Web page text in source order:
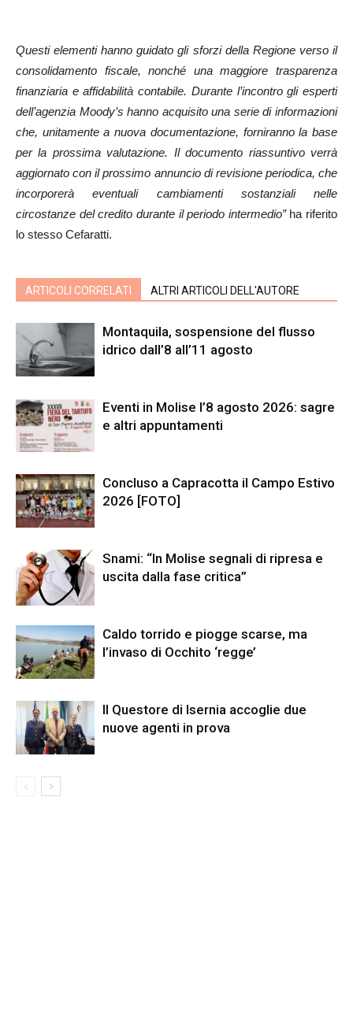
Questi elementi hanno guidato gli sforzi della Regione verso il
consolidamento fiscale, nonché una maggiore trasparenza
finanziaria e affidabilità contabile. Durante l’incontro gli esperti
dell’agenzia Moody’s hanno acquisito una serie di informazioni
che, unitamente a nuova documentazione, forniranno la base
per la prossima valutazione. Il documento riassuntivo verrà
aggiornato con il prossimo annuncio di revisione periodica, che
incorporerà eventuali cambiamenti sostanziali nelle
circostanze del credito durante il periodo intermedio” ha riferito
lo stesso Cefaratti.
ARTICOLI CORRELATI ALTRI ARTICOLI DELL'AUTORE
Montaquila, sospensione del flusso
idrico dall’8 all’11 agosto
Eventi in Molise l’8 agosto 2026: sagre
e altri appuntamenti
Concluso a Capracotta il Campo Estivo
2026 [FOTO]
Snami: “In Molise segnali di ripresa e
uscita dalla fase critica”
Caldo torrido e piogge scarse, ma
l’invaso di Occhito ‘regge’
Il Questore di Isernia accoglie due
nuove agenti in prova